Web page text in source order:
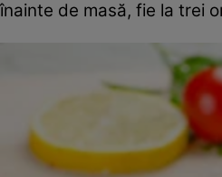
înainte de masă, fie la trei